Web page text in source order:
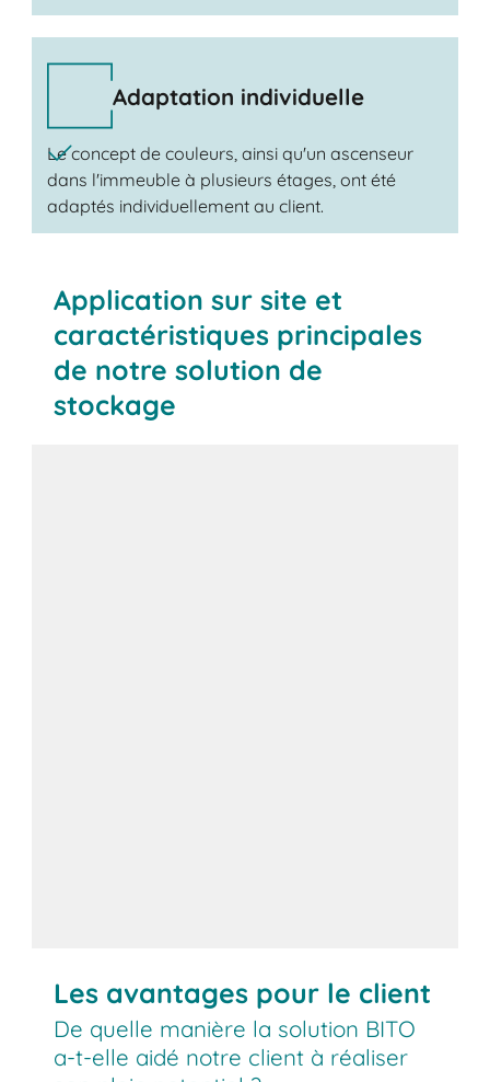
Adaptation individuelle
Le concept de couleurs, ainsi qu'un ascenseur
dans l'immeuble à plusieurs étages, ont été
adaptés individuellement au client.
Application sur site et
caractéristiques principales
de notre solution de
stockage
Les avantages pour le client
De quelle manière la solution BITO
a-t-elle aidé notre client à réaliser